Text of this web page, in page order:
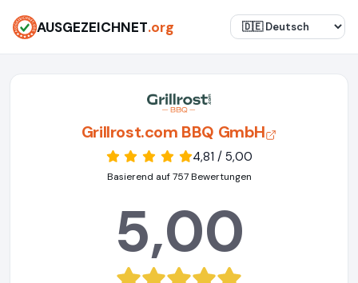
AUSGEZEICHNET.org
Grillrost.com BBQ GmbH
4,81 / 5,00
Basierend auf 757 Bewertungen
5,00